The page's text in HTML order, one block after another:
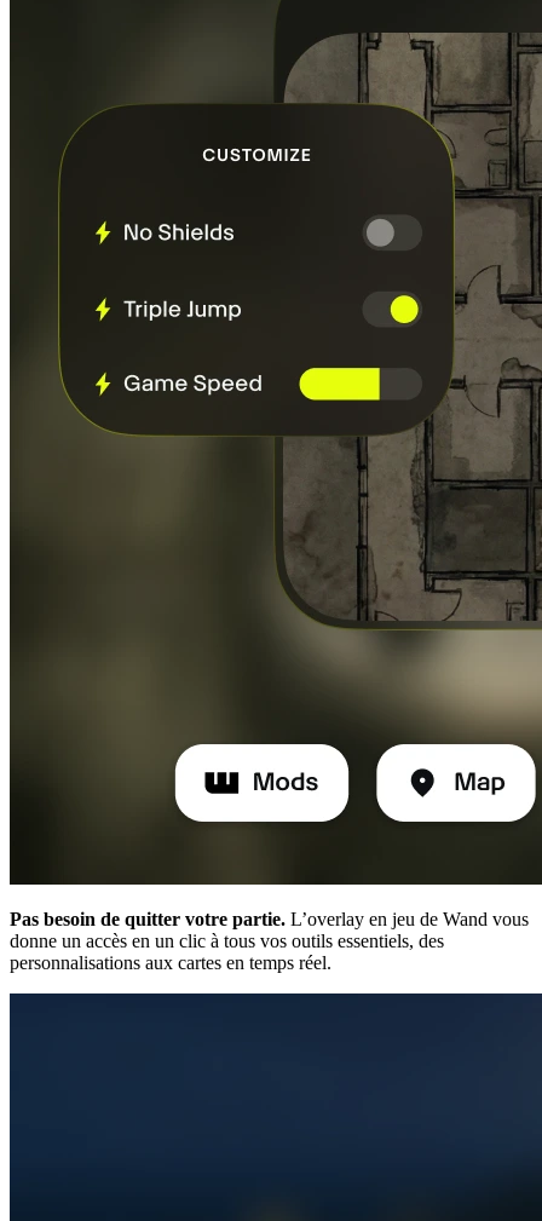
Pas besoin de quitter votre partie. L’overlay en jeu de Wand vous
donne un accès en un clic à tous vos outils essentiels, des
personnalisations aux cartes en temps réel.